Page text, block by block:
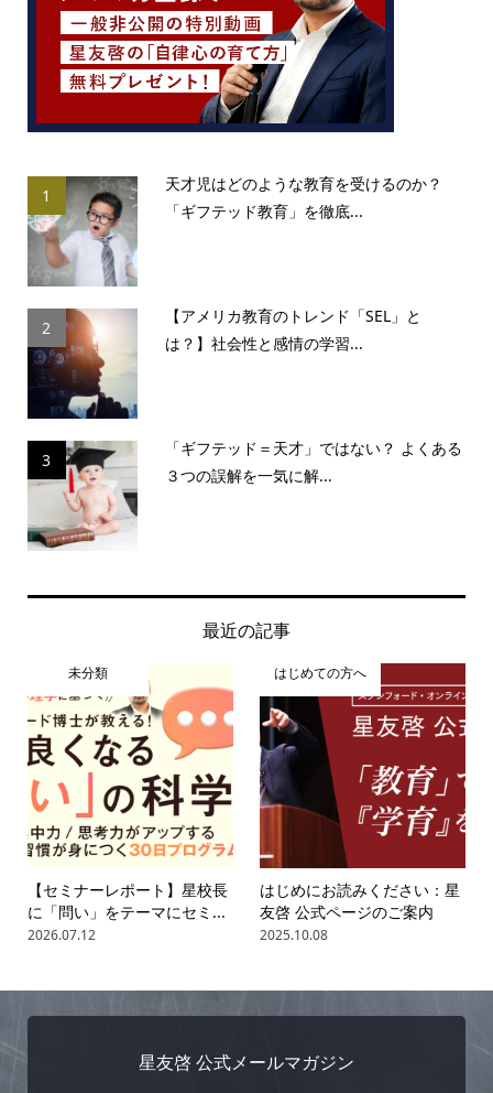
1
天才児はどのような教育を受けるのか？
「ギフテッド教育」を徹底...
2
【アメリカ教育のトレンド「SEL」と
は？】社会性と感情の学習...
3
「ギフテッド＝天才」ではない？ よくある
３つの誤解を一気に解...
最近の記事
未分類
【セミナーレポート】星校長
に「問い」をテーマにセミ...
2026.07.12
はじめての方へ
はじめにお読みください：星
友啓 公式ページのご案内
2025.10.08
星友啓 公式メールマガジン